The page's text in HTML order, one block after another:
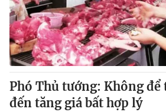
Phó Thủ tướng: Không để
đến tăng giá bất hợp lý